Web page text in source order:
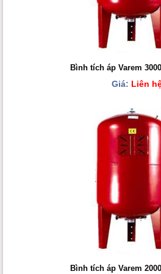
Bình tích áp Varem
Giá: Liên
Bình tích áp Varem